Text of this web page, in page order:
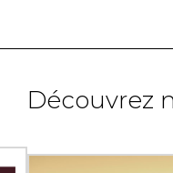
Découvrez